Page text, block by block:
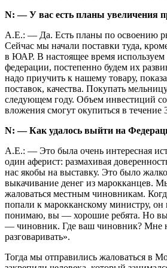
N: — У вас есть планы увеличения
А.Е.: — Да. Есть планы по освоению
Сейчас мы начали поставки туда,
в ЮАР. В настоящее время используем
федерации, постепенно будем их
надо приучить к нашему товару,
поставок, качества. Покупать
следующем году. Объем инвестиций
вложения смогут окупиться в течение
N: — Как удалось выйти на
А.Е.: — Это была очень интересная
один аферист: размахивая
нас якобы на выставку. Это было
выкачивание денег из марокканцев.
жаловаться местным чиновникам.
попали к марокканскому министру,
понимаю, вы — хорошие ребята. Но
— чиновник. Где ваш чиновник? Мне
разговаривать».
Тогда мы отправились жаловаться в